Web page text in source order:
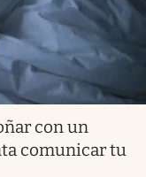
con un
comunicar tu